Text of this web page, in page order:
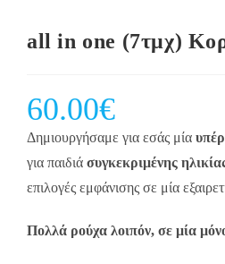
all in one (7τμχ)
60.00€
Δημιουργήσαμε για εσάς μία
για παιδιά συγκεκριμένης
επιλογές εμφάνισης σε μία
Πολλά ρούχα λοιπόν, σε μία